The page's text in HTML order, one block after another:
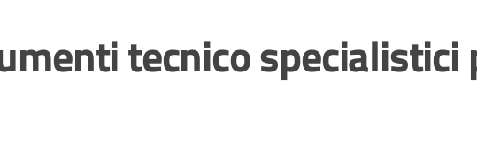
tecnico specialistici